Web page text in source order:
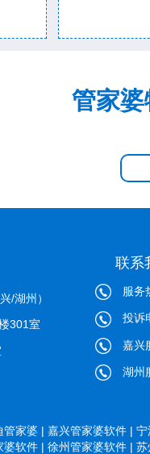
管家
/湖州）
301室
联系
服务
投诉
嘉兴
湖州
管家婆 | 嘉兴管家婆软件 | 宁
婆软件 | 徐州管家婆软件 | 苏